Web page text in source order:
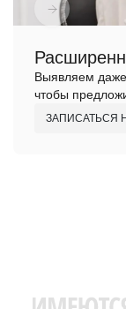
Выявляем
чтобы
ЗАПИСАТЬСЯ